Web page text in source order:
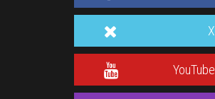
X
YouTube